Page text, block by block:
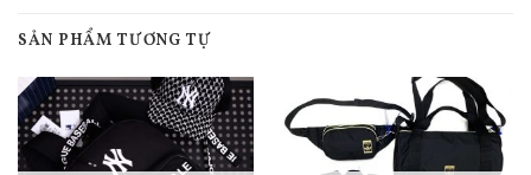
SẢN PHẨM TƯƠNG TỰ